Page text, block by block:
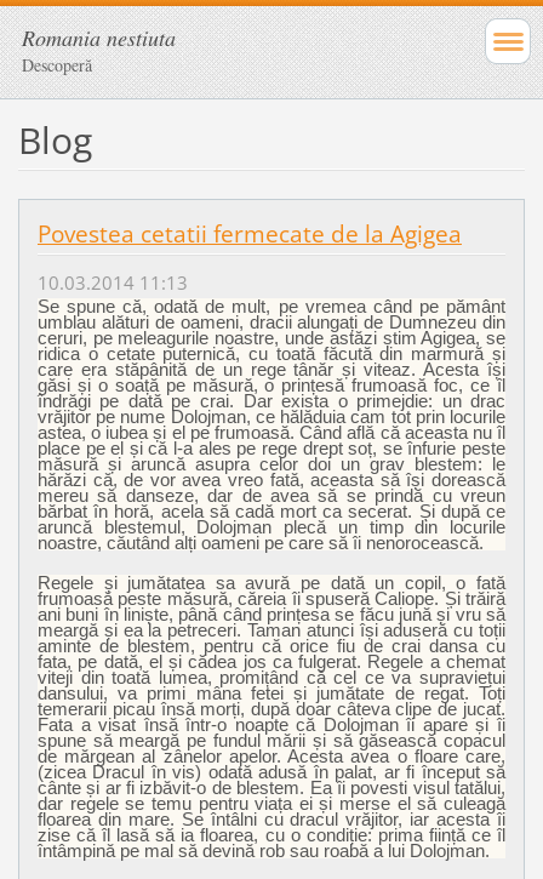
Romania nestiuta
Descoperă
Blog
Povestea cetatii fermecate de la Agigea
10.03.2014 11:13
Se spune că, odată de mult, pe vremea când pe pământ
umblau alături de oameni, dracii alungați de Dumnezeu din
ceruri, pe meleagurile noastre, unde astăzi știm Agigea, se
ridica o cetate puternică, cu toată făcută din marmură și
care era stăpânită de un rege tânăr și viteaz. Acesta își
găsi și o soață pe măsură, o prințesă frumoasă foc, ce îl
îndrăgi pe dată pe crai. Dar exista o primejdie: un drac
vrăjitor pe nume Dolojman, ce hălăduia cam tot prin locurile
astea, o iubea și el pe frumoasă. Când află că aceasta nu îl
place pe el și că l-a ales pe rege drept soț, se înfurie peste
măsură și aruncă asupra celor doi un grav blestem: le
hărăzi că, de vor avea vreo fată, aceasta să își dorească
mereu să danseze, dar de avea să se prindă cu vreun
bărbat în horă, acela să cadă mort ca secerat. Și după ce
aruncă blestemul, Dolojman plecă un timp din locurile
noastre, căutând alți oameni pe care să îi nenorocească.
Regele și jumătatea sa avură pe dată un copil, o fată
frumoasă peste măsură, căreia îi spuseră Caliope. Și trăiră
ani buni în liniște, până când prințesa se făcu jună și vru să
meargă și ea la petreceri. Taman atunci își aduseră cu toții
aminte de blestem, pentru că orice fiu de crai dansa cu
fata, pe dată, el și cădea jos ca fulgerat. Regele a chemat
viteji din toată lumea, promițând că cel ce va supraviețui
dansului, va primi mâna fetei și jumătate de regat. Toți
temerarii picau însă morți, după doar câteva clipe de jucat.
Fata a visat însă într-o noapte că Dolojman îi apare și îi
spune să meargă pe fundul mării și să găsească copacul
de mărgean al zânelor apelor. Acesta avea o floare care,
(zicea Dracul în vis) odată adusă în palat, ar fi început să
cânte și ar fi izbăvit-o de blestem. Ea îi povesti visul tatălui,
dar regele se temu pentru viața ei și merse el să culeagă
floarea din mare. Se întâlni cu dracul vrăjitor, iar acesta îi
zise că îl lasă să ia floarea, cu o condiție: prima ființă ce îl
întâmpină pe mal să devină rob sau roabă a lui Dolojman.